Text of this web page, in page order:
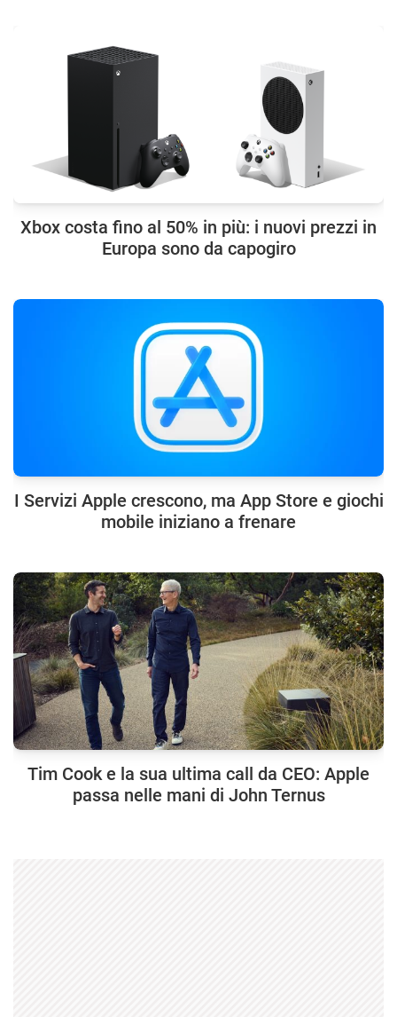
Xbox costa fino al 50% in più: i nuovi prezzi in
Europa sono da capogiro
I Servizi Apple crescono, ma App Store e giochi
mobile iniziano a frenare
Tim Cook e la sua ultima call da CEO: Apple
passa nelle mani di John Ternus